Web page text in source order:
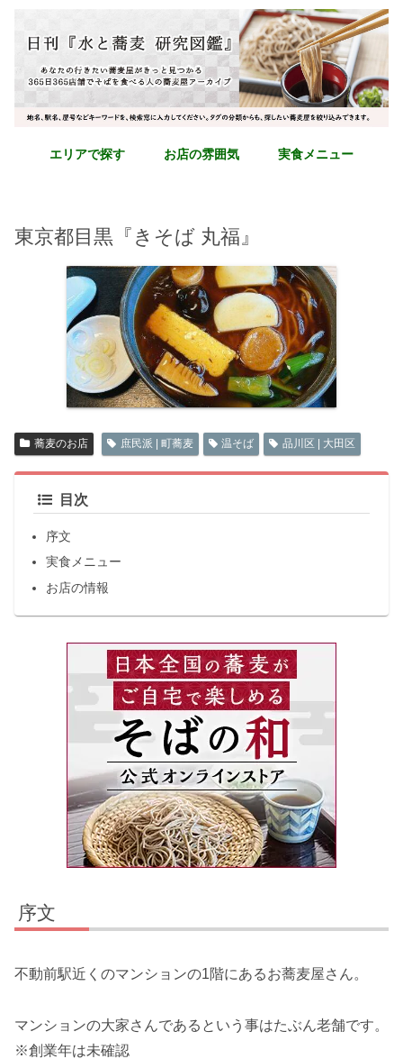
エリアで探す お店の雰囲気 実食メニュー
東京都目黒『きそば 丸福』
蕎麦のお店 庶民派 | 町蕎麦 温そば 品川区 | 大田区
目次
序文
実食メニュー
お店の情報
序文
不動前駅近くのマンションの1階にあるお蕎麦屋さん。
マンションの大家さんであるという事はたぶん老舗です。
※創業年は未確認